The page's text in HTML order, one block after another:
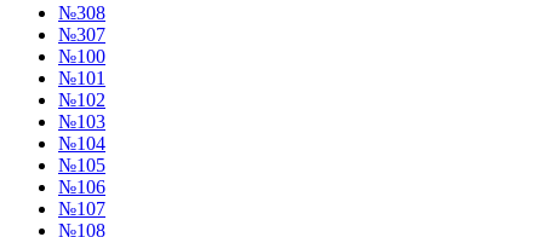
№308
№307
№100
№101
№102
№103
№104
№105
№106
№107
№108